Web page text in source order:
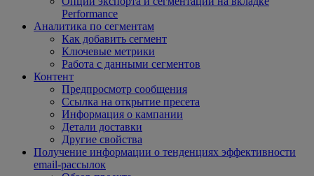
Performance
Аналитика по сегментам
Как добавить сегмент
Ключевые метрики
Работа с данными сегментов
Контент
Предпросмотр сообщения
Ссылка на открытие пресета
Информация о кампании
Детали доставки
Другие свойства
Получение информации о тенденциях эффективности
email-рассылок